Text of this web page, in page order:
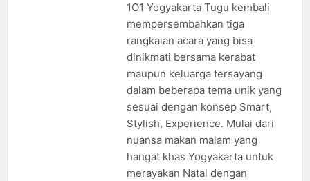
1O1 Yogyakarta Tugu kembali
mempersembahkan tiga
rangkaian acara yang bisa
dinikmati bersama kerabat
maupun keluarga tersayang
dalam beberapa tema unik yang
sesuai dengan konsep Smart,
Stylish, Experience. Mulai dari
nuansa makan malam yang
hangat khas Yogyakarta untuk
merayakan Natal dengan